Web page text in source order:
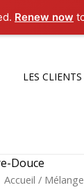
Renew now
LES CLIENTS
Douce
Accueil /